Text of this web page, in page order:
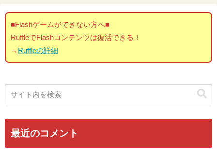
■Flashゲームができない方へ■
RuffleでFlashコンテンツは復活できる！
→ Ruffleの詳細
最近のコメント